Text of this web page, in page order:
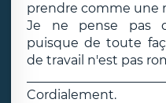
prendre comme une
Je ne pense pas
puisque de toute
de travail n'est pas
Cordialement.